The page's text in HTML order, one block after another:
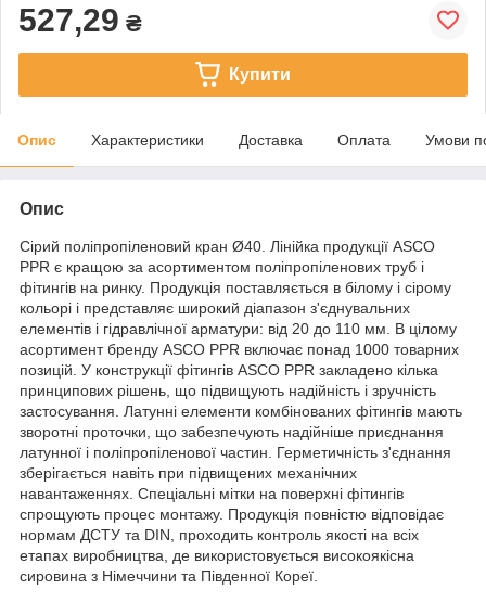
527,29 ₴
Купити
Опис Характеристики Доставка Оплата Умови
Опис
Сірий поліпропіленовий кран Ø40. Лінійка продукції ASCO
PPR є кращою за асортиментом поліпропіленових труб і
фітингів на ринку. Продукція поставляється в білому і сірому
кольорі і представляє широкий діапазон з'єднувальних
елементів і гідравлічної арматури: від 20 до 110 мм. В цілому
асортимент бренду ASCO PPR включає понад 1000 товарних
позицій. У конструкції фітингів ASCO PPR закладено кілька
принципових рішень, що підвищують надійність і зручність
застосування. Латунні елементи комбінованих фітингів мають
зворотні проточки, що забезпечують надійніше приєднання
латунної і поліпропіленової частин. Герметичність з'єднання
зберігається навіть при підвищених механічних
навантаженнях. Спеціальні мітки на поверхні фітингів
спрощують процес монтажу. Продукція повністю відповідає
нормам ДСТУ та DIN, проходить контроль якості на всіх
етапах виробництва, де використовується високоякісна
сировина з Німеччини та Південної Кореї.